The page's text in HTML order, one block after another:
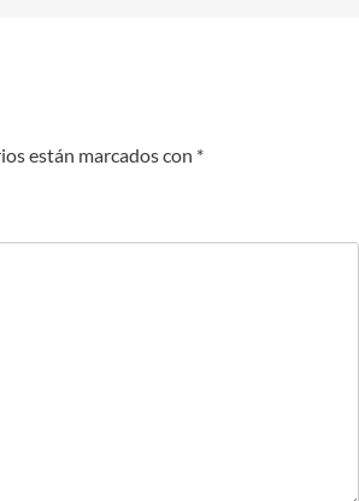
están marcados con *